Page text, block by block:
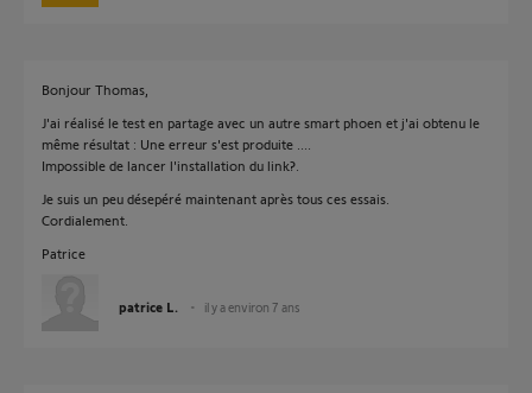
Bonjour Thomas,
J'ai réalisé le test en partage avec un autre smart phoen et j'ai obtenu le
même résultat : Une erreur s'est produite ....
Impossible de lancer l'installation du link?.
Je suis un peu désepéré maintenant après tous ces essais.
Cordialement.
Patrice
patrice L. il y a environ 7 ans